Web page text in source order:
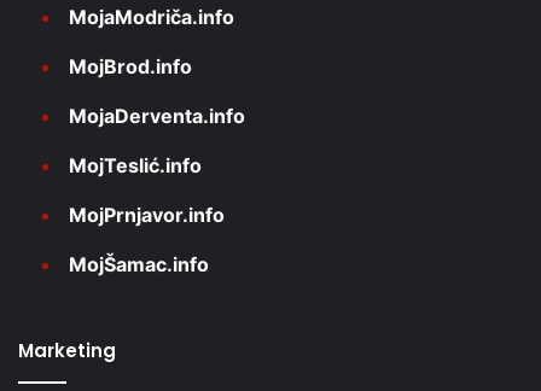
MojaModriča.info
MojBrod.info
MojaDerventa.info
MojTeslić.info
MojPrnjavor.info
MojŠamac.info
Marketing